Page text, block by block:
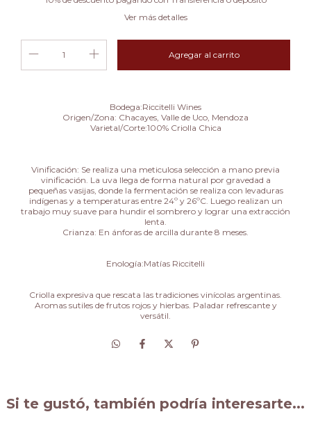
Ver más detalles
Bodega:Riccitelli Wines
Origen/Zona: Chacayes, Valle de Uco, Mendoza
Varietal/Corte:100% Criolla Chica
Vinificación: Se realiza una meticulosa selección a mano previa
vinificación. La uva llega de forma natural por gravedad a
pequeñas vasijas, donde la fermentación se realiza con levaduras
indígenas y a temperaturas entre 24º y 26ºC. Luego realizan un
trabajo muy suave para hundir el sombrero y lograr una extracción
lenta.
Crianza: En ánforas de arcilla durante 8 meses.
Enología:Matías Riccitelli
Criolla expresiva que rescata las tradiciones vinícolas argentinas.
Aromas sutiles de frutos rojos y hierbas. Paladar refrescante y
versátil.
Si te gustó, también podría interesarte...